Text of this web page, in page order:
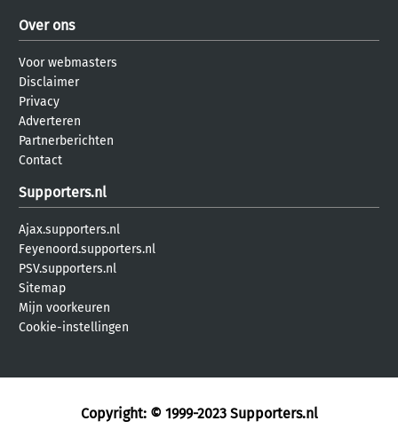
Over ons
Voor webmasters
Disclaimer
Privacy
Adverteren
Partnerberichten
Contact
Supporters.nl
Ajax.supporters.nl
Feyenoord.supporters.nl
PSV.supporters.nl
Sitemap
Mijn voorkeuren
Cookie-instellingen
Copyright: © 1999-2023 Supporters.nl